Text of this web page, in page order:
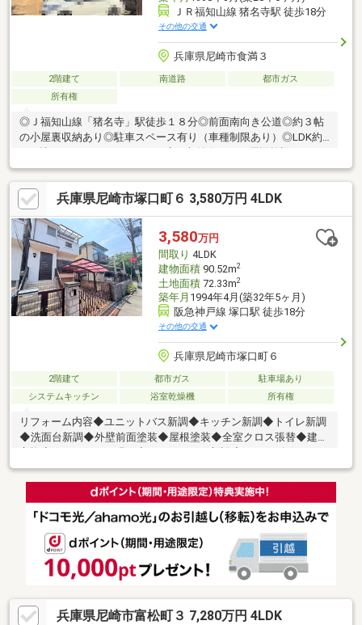
ＪＲ福知山線 猪名寺駅 徒歩18分
その他の交通
兵庫県尼崎市食満３
2階建て 南道路
都市ガス
所有権
◎Ｊ福知山線「猪名寺」駅徒歩１８分◎前面南向き公道◎約３帖
の小屋裏収納あり◎駐車スペース有り（車種制限あり）◎LDK約
15.5帖 カウンターキッチン 床下収納有り～ 周辺施設 ～・
尼崎市立園田小学校 約７５０ｍ・尼崎市立園田中学校 約６４
０ｍ・万代尼崎食満店 約２８０ｍ・ウエルシア尼崎新園田店
約５１０ｍ・食品館アプロ園田店 約７２０ｍ・尼崎御園郵便
局 約７８０ｍ
兵庫県尼崎市塚口町６ 3,580万円 4LDK
3,580万円
間取り 4LDK
建物面積90.52m2
土地面積72.33m2
築年月 1994年4月(築32年5ヶ月)
阪急神戸線 塚口駅 徒歩18分
その他の交通
兵庫県尼崎市塚口町６
2階建て 都市ガス
駐車場あり
システムキッチン
浴室乾燥機 所有権
リフォーム内容◆ユニットバス新調◆キッチン新調◆トイレ新調
◆洗面台新調◆外壁前面塗装◆屋根塗装◆全室クロス張替◆建具
新設
兵庫県尼崎市富松町３ 7,280万円 4LDK